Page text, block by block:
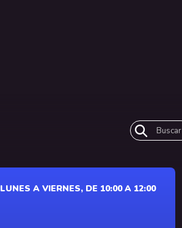
Buscar
LUNES A VIERNES, DE 10:00 A 12:00